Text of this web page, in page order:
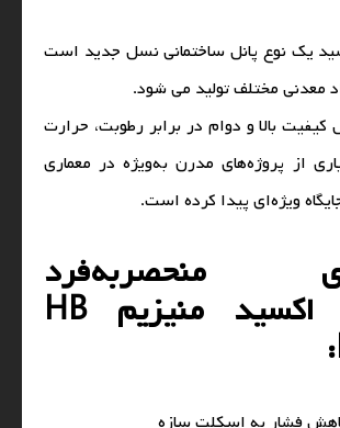
یک نوع پانل ساختمانی نسل جدید است
معدنی مختلف تولید می شود.
کیفیت بالا و دوام در برابر رطوبت، حرارت
از پروژه‌های مدرن به‌ویژه در معماری
ویژه‌ای پیدا کرده است.
منحصربه‌فرد
پانل‌های اکسید منیزیم HB
فشار به اسکلت سازه